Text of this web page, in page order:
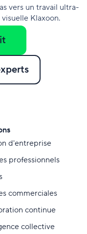
vers un travail ultra-
Klaxoon.
d'entreprise
professionnels
commerciales
continue
collective